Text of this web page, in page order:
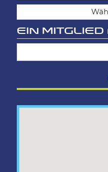
EIN MITGLIED